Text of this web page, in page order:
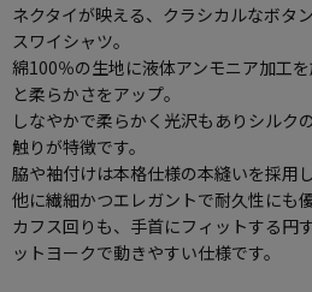
ネクタイが映える、クラシカルなボタ
スワイシャツ。
綿100％の生地に液体アンモニア加工
と柔らかさをアップ。
しなやかで柔らかく光沢もありシルク
触りが特徴です。
脇や袖付けは本格仕様の本縫いを採用
他に繊細かつエレガントで耐久性にも
カフス回りも、手首にフィットする円
ットヨークで動きやすい仕様です。